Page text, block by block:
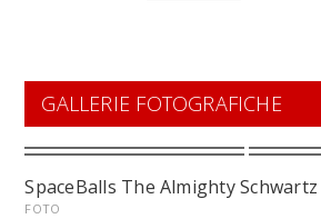
GALLERIE FOTOGRAFICHE
SpaceBalls The Almighty Schwartz
FOTO